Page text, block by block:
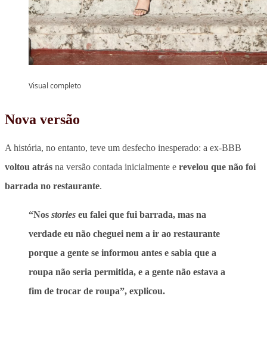
Visual completo
Nova versão
A história, no entanto, teve um desfecho inesperado: a ex-BBB
voltou atrás na versão contada inicialmente e revelou que não foi
barrada no restaurante.
“Nos stories eu falei que fui barrada, mas na
verdade eu não cheguei nem a ir ao restaurante
porque a gente se informou antes e sabia que a
roupa não seria permitida, e a gente não estava a
fim de trocar de roupa”, explicou.